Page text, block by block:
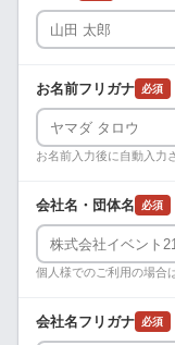
お名前フリガナ 必須
お名前入力後に自動入力
会社名・団体名 必須
個人様でのご利用の場合
会社名フリガナ 必須